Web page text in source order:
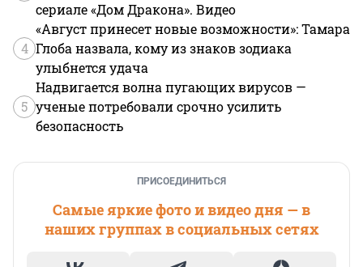
сериале «Дом Дракона». Видео
4
«Август принесет новые возможности»: Тамара
Глоба назвала, кому из знаков зодиака
улыбнется удача
5
Надвигается волна пугающих вирусов —
ученые потребовали срочно усилить
безопасность
ПРИСОЕДИНИТЬСЯ
Самые яркие фото и видео дня — в
наших группах в социальных сетях